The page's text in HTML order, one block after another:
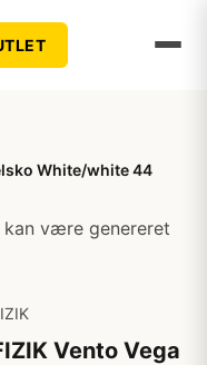
White/white 44
kan være genereret
Vento Vega